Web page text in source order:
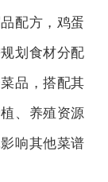
配方，鸡蛋
划食材分配
品，搭配其
、养殖资源
响其他菜谱